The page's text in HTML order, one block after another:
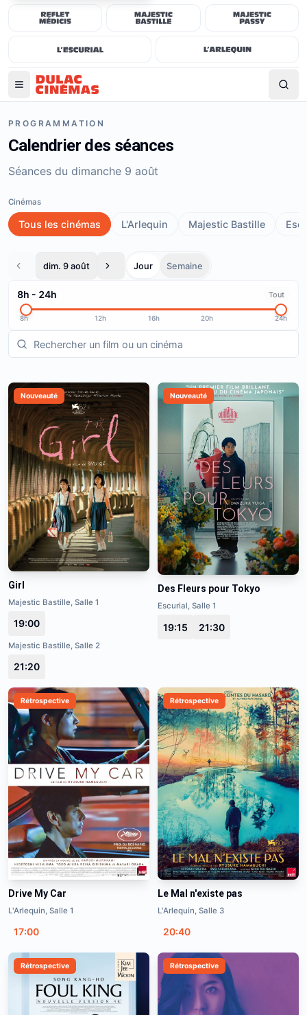
PROGRAMMATION
Calendrier des séances
Séances du dimanche 9 août
dim. 9 août Jour Semaine
8h - 24h Tout
8h 12h 16h 20h 24h
Cinémas
Tous les cinémas L'Arlequin Majestic Bastille
Nouveauté
Girl
Majestic Bastille, Salle 1
19:00
Majestic Bastille, Salle 2
21:20
Nouveauté
Des Fleurs pour Tokyo
Escurial, Salle 1
19:15 21:30
Rétrospective
Drive My Car
L'Arlequin, Salle 1
17:00
Rétrospective
Le Mal n'existe pas
L'Arlequin, Salle 3
20:40
Rétrospective Rétrospective